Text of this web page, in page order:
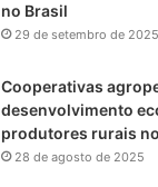
no Brasil
29 de setembro de 2025
Cooperativas
desenvolvimento
produtores rurais
28 de agosto de 2025